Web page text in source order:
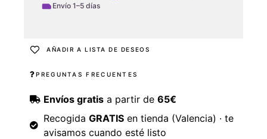
Envío 1–5 días
AÑADIR A LISTA DE DESEOS
PREGUNTAS FRECUENTES
Envíos gratisa partir de 65€
Recogida GRATISen tienda (Valencia) · te
avisamos cuando esté listo